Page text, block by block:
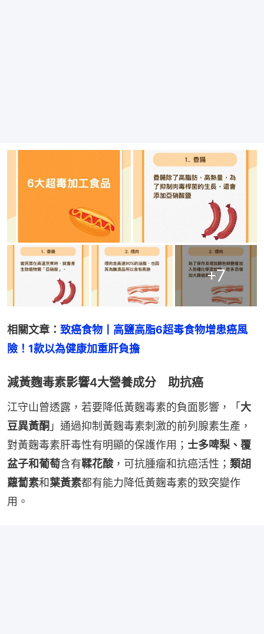
+7
相關文章： 致癌食物丨高鹽高脂6超毒食物增患癌風
險！1款以為健康加重肝負擔
減黃麴毒素影響4大營養成分 助抗癌
江守山曾透露，若要降低黃麴毒素的負面影響，「 大
豆異黃酮 」通過抑制黃麴毒素刺激的前列腺素生產，
對黃麴毒素肝毒性有明顯的保護作用； 士多啤梨、覆
盆子和葡萄含有鞣花酸，可抗腫瘤和抗癌活性； 類胡
蘿蔔素和葉黃素都有能力降低黃麴毒素的致突變作
用。